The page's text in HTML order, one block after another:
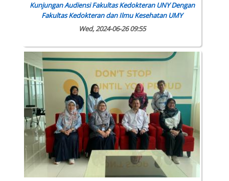
Kunjungan Audiensi Fakultas Kedokteran UNY Dengan
Fakultas Kedokteran dan Ilmu Kesehatan UMY
Wed, 2024-06-26 09:55